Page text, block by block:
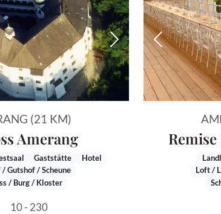
Nächstes Bild
(21 KM)
Amerang
Gaststätte
Hotel
/ Gutshof / Scheune
/ Burg / Kloster
10 - 230
Vorheriges
Loft /